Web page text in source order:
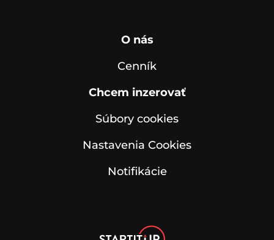
O nás
Cenník
Chcem inzerovať
Súbory cookies
Nastavenia Cookies
Notifikácie